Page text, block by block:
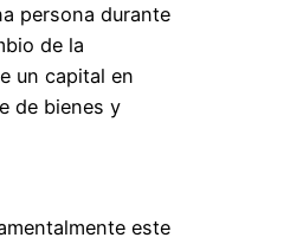
persona durante
de la
un capital en
de bienes y
este